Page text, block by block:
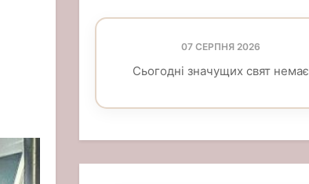
07 СЕРПНЯ 2026
Сьогодні значущих свят немає